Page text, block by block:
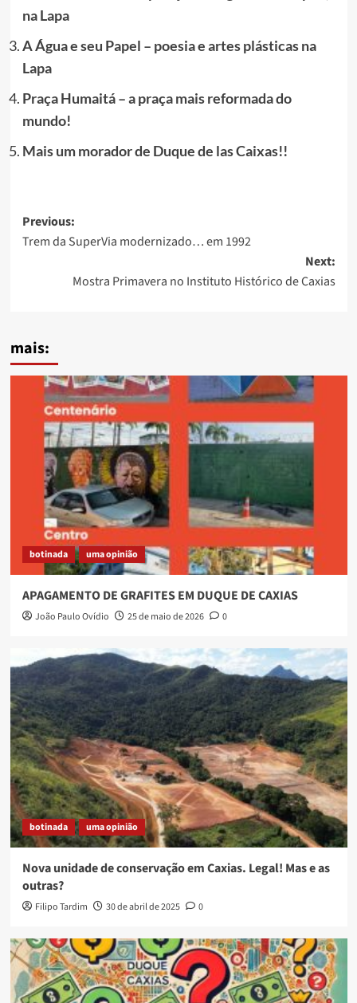
na Lapa
A Água e seu Papel – poesia e artes plásticas na
Lapa
Praça Humaitá – a praça mais reformada do
mundo!
Mais um morador de Duque de las Caixas!!
Post
navigation
Previous:
Trem da SuperVia modernizado… em 1992
Next:
Mostra Primavera no Instituto Histórico de Caxias
mais:
botinada uma opinião
APAGAMENTO DE GRAFITES EM DUQUE DE CAXIAS
João Paulo Ovídio 25 de maio de 2026 0
botinada uma opinião
Nova unidade de conservação em Caxias. Legal! Mas e as
outras?
Filipo Tardim 30 de abril de 2025 0